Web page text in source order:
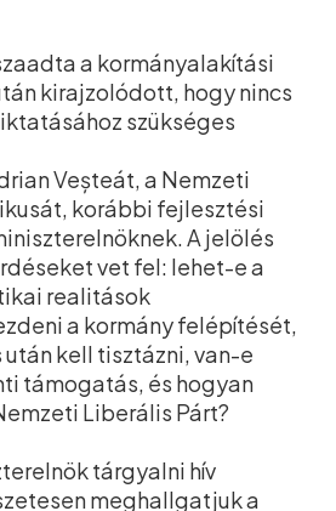
a kormányalakítási
kirajzolódott, hogy nincs
szükséges
Veșteát, a Nemzeti
korábbi fejlesztési
A jelölés
vet fel: lehet-e a
realitások
a kormány felépítését,
kell tisztázni, van-e
támogatás, és hogyan
Liberális Párt?
tárgyalni hív
meghallgatjuk a